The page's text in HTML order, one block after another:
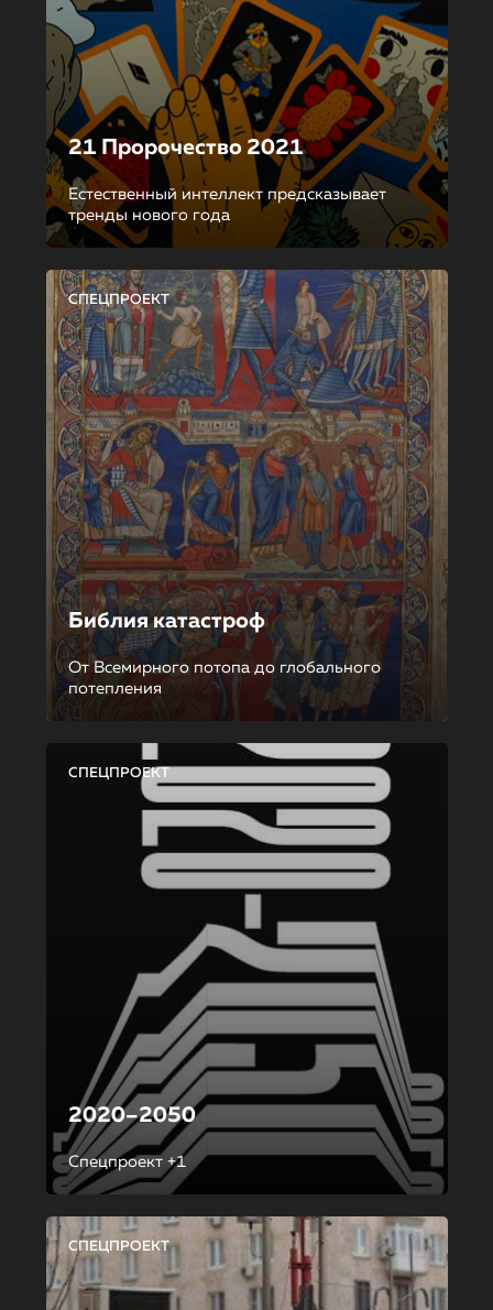
21 Пророчество 2021
Естественный интеллект предсказывает
тренды нового года
СПЕЦПРОЕКТ
Библия катастроф
От Всемирного потопа до глобального
потепления
СПЕЦПРОЕКТ
2020–2050
Спецпроект +1
СПЕЦПРОЕКТ